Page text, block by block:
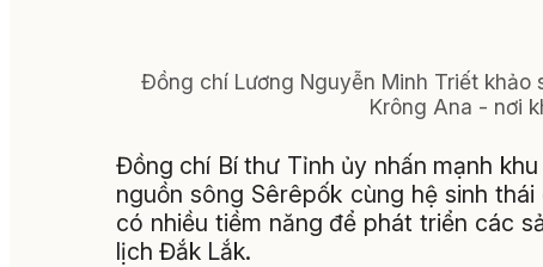
Đồng chí Lương Nguyễn Minh Triết
Krông Ana - nơi
Đồng chí Bí thư Tỉnh ủy nhấn mạnh
nguồn sông Sêrêpốk cùng hệ sinh
có nhiều tiềm năng để phát triển các
lịch Đắk Lắk.